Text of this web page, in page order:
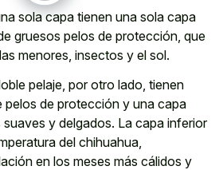
sola capa tienen una sola capa
gruesos pelos de protección, que
menores, insectos y el sol.
pelaje, por otro lado, tienen
pelos de protección y una capa
y delgados. La capa inferior
del chihuahua,
en los meses más cálidos y